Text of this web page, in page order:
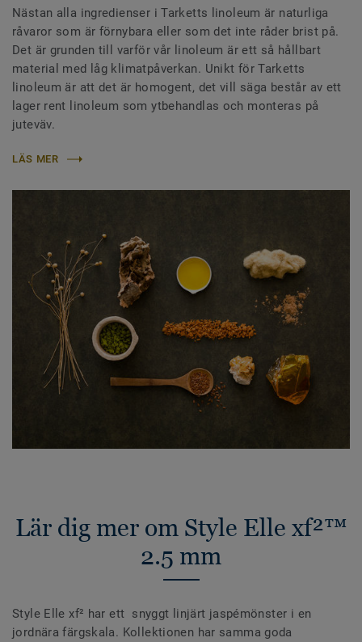
Nästan alla ingredienser i Tarketts linoleum är naturliga
råvaror som är förnybara eller som det inte råder brist på.
Det är grunden till varför vår linoleum är ett så hållbart
material med låg klimatpåverkan. Unikt för Tarketts
linoleum är att det är homogent, det vill säga består av ett
lager rent linoleum som ytbehandlas och monteras på
juteväv.
LÄS MER
Lär dig mer om Style Elle xf²™
2.5 mm
Style Elle xf² har ett snyggt linjärt jaspémönster i en
jordnära färgskala. Kollektionen har samma goda